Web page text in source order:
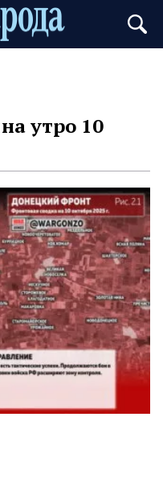
утро 10